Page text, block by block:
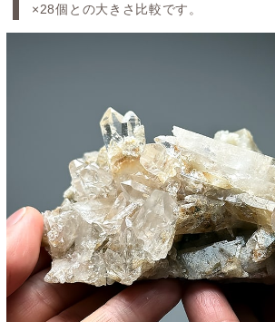
×28個との大きさ比較です。